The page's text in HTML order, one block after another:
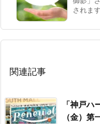
されま
関連記事
「神戸
（金）